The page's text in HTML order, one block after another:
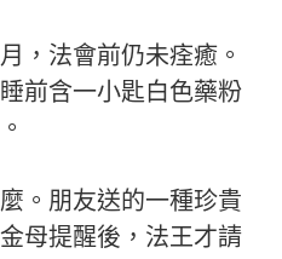
，法會前仍未痊癒。
前含一小匙白色藥粉
。朋友送的一種珍貴
母提醒後，法王才請